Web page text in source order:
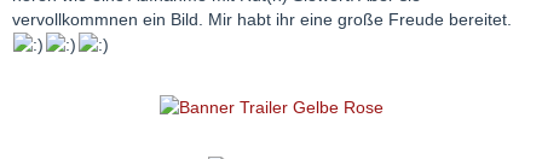
vervollkommnen ein Bild. Mir habt ihr eine große Freude bereitet.